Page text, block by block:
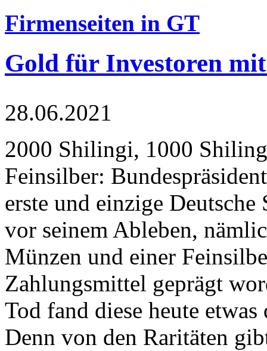
Firmenseiten in GT
Gold für Investoren
28.06.2021
2000 Shilingi, 1000
Feinsilber:
erste und einzige Deutsche
vor seinem Ableben,
Münzen und einer
Zahlungsmittel geprägt
Tod fand diese heute
Denn von den Raritäten